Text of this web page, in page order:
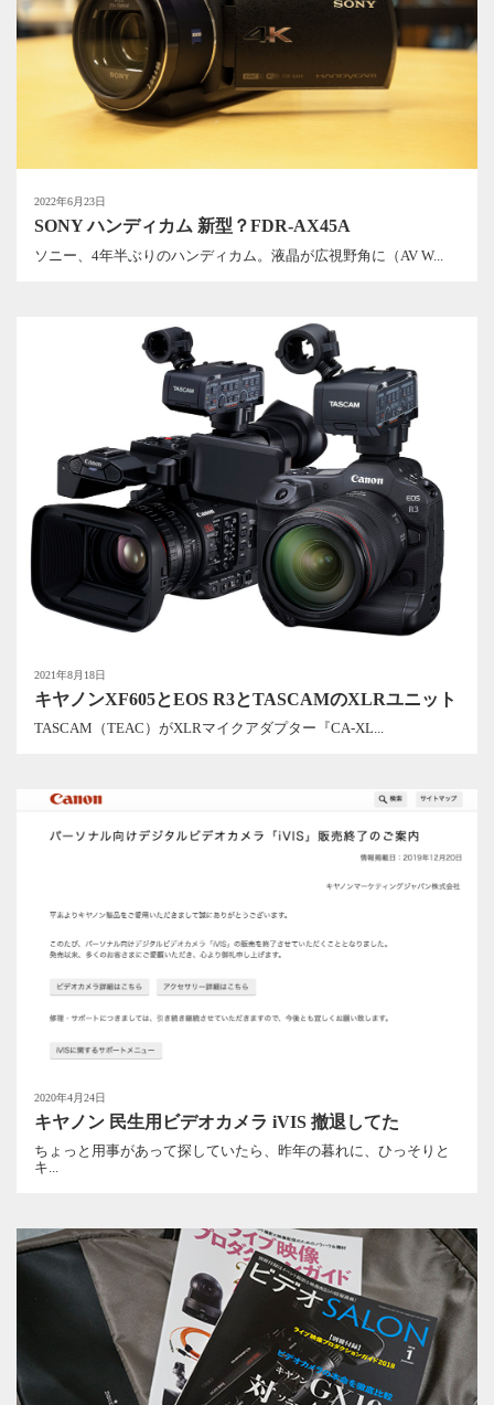
2022年6月23日
SONY ハンディカム 新型？FDR-AX45A
ソニー、4年半ぶりのハンディカム。液晶が広視野角に（AV W...
2021年8月18日
キヤノンXF605とEOS R3とTASCAMのXLRユニット
TASCAM（TEAC）がXLRマイクアダプター『CA-XL...
2020年4月24日
キヤノン 民生用ビデオカメラ iVIS 撤退してた
ちょっと用事があって探していたら、昨年の暮れに、ひっそりと
キ...